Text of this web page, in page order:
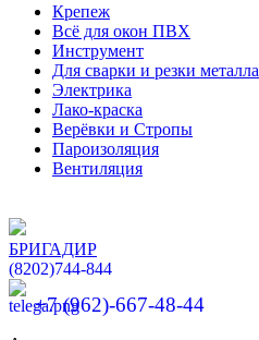
Крепеж
Всё для окон ПВХ
Инструмент
Для сварки и резки металла
Электрика
Лако-краска
Верёвки и Стропы
Пароизоляция
Вентиляция
БРИГАДИР
(8202)744-844
+7 (962)-667-48-44